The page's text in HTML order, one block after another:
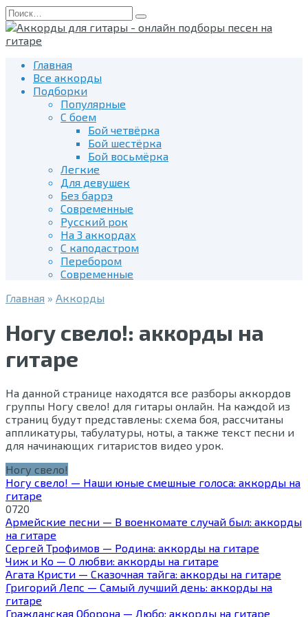
Перейти
к
содержанию
Search
for:
Главная
Все аккорды
Подборки
Популярные
С боем
Бой четвёрка
Бой шестёрка
Бой восьмёрка
Легкие
Для девушек
Без баррэ
Современные
Русский рок
На 3 аккордах
С каподастром
Перебором
Современные
Главная » Аккорды
Ногу свело!: аккорды на
гитаре
На данной странице находятся все разборы аккордов
группы Ногу свело! для гитары онлайн. На каждой из
страниц будут представлены: схема боя, рассчитаны
аппликатуры, табулатуры, ноты, а также текст песни и
для начинающих гитаристов видео урок.
Ногу свело!
Ногу свело! — Наши юные смешные голоса: аккорды на
гитаре
0720
Армейские песни — В военкомате случай был: аккорды
на гитаре
Сергей Трофимов — Родина: аккорды на гитаре
Чиж и Ко — О любви: аккорды на гитаре
Агата Кристи — Сказочная тайга: аккорды на гитаре
Григорий Лепс — Самый лучший день: аккорды на
гитаре
Гражданская Оборона — Любо: аккорды на гитаре